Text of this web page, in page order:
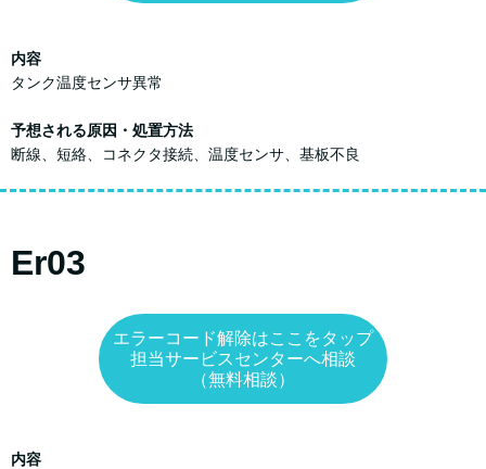
内容
タンク温度センサ異常
予想される原因・処置方法
断線、短絡、コネクタ接続、温度センサ、基板不良
Er03
エラーコード解除はここをタップ
担当サービスセンターへ相談
（無料相談）
内容